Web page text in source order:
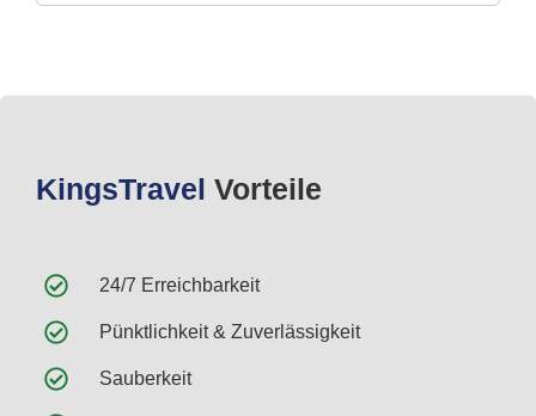
KingsTravel Vorteile
24/7 Erreichbarkeit
Pünktlichkeit & Zuverlässigkeit
Sauberkeit